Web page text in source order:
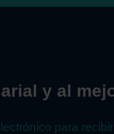
y al
para